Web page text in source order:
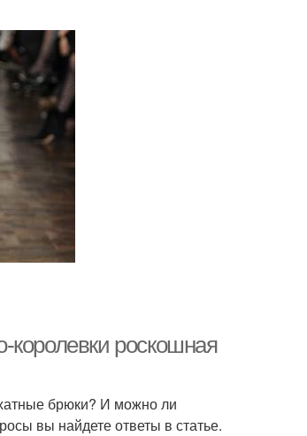
роскошная
брюки? И можно ли
вы найдете ответы в статье.